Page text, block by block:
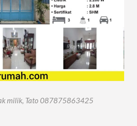
milik, Tato 087875863425